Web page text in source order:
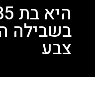
בשבילה
צבע